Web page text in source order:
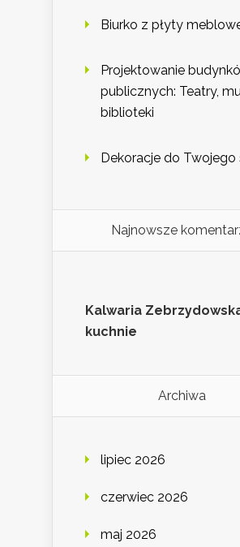
Biurko z płyty
Projektowanie
publicznych: Teatry,
biblioteki
Dekoracje do Twojego
Najnowsze
Kalwaria
kuchnie
Archiwa
lipiec 2026
czerwiec 2026
maj 2026